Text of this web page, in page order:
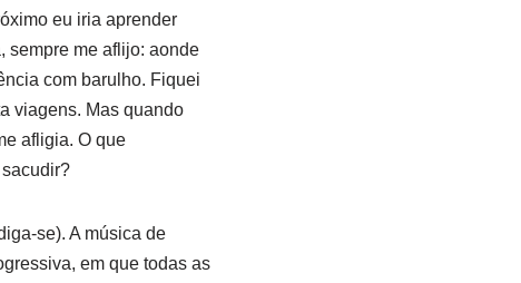
eu iria aprender
sempre me aflijo: aonde
com barulho. Fiquei
viagens. Mas quando
afligia. O que
se). A música de
em que todas as